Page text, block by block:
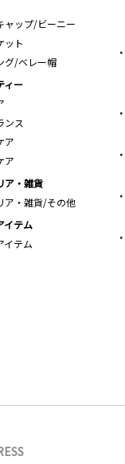
ャップ/ビーニー
ット
グ/ベレー帽
ィー
ンス
ア
ア
ア・雑貨
ア・雑貨/その他
イテム
イテム